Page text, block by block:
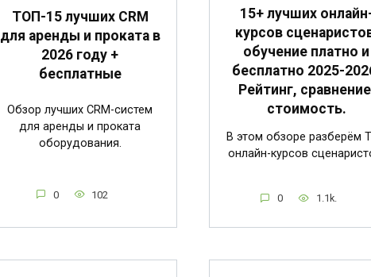
ТОП-15 лучших CRM
для аренды и проката в
2026 году +
бесплатные
Обзор лучших CRM-систем
для аренды и проката
оборудования.
0 102
15+ лучших
курсов
обучение платно и
бесплатно 2025-
Рейтинг,
стоимость.
В этом обзоре разберём
онлайн-курсов
0 1.1k.